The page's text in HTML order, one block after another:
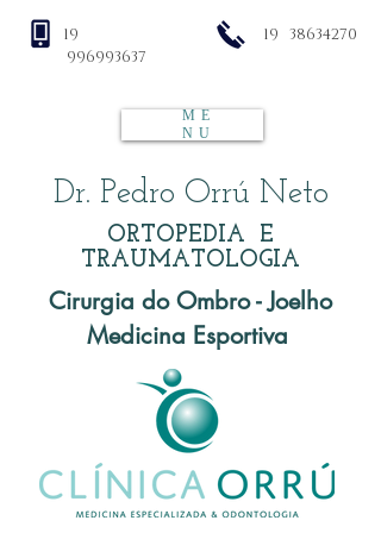
ME
NU
19
996993637
19 38634270
Dr. Pedro Orrú Neto
ORTOPEDIA E
TRAUMATOLOGIA
Cirurgia do Ombro - Joelho
Medicina Esportiva